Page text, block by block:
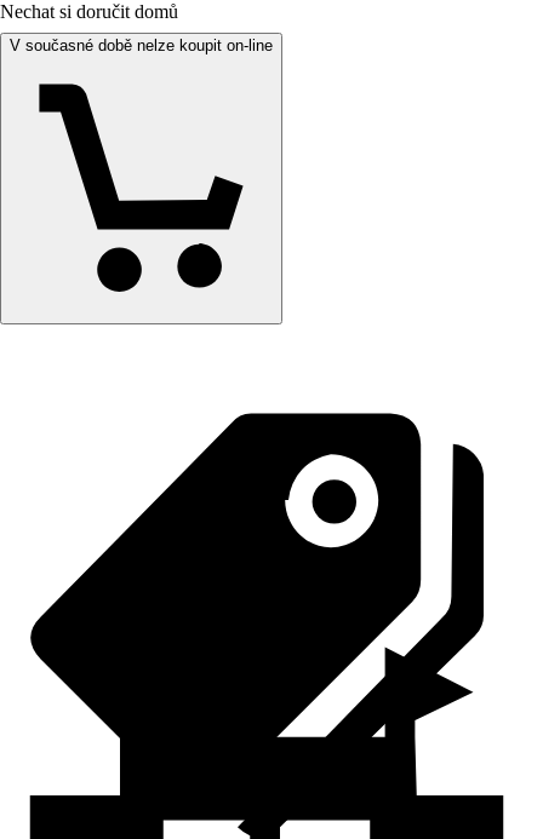
Nechat si doručit domů
V současné době nelze koupit on-line